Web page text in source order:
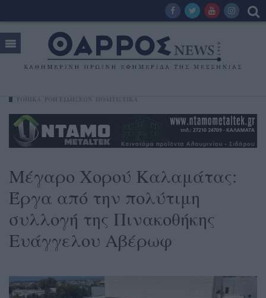
Μέγαρο Χορού Καλαμάτας:
Έργα από την πολύτιμη
συλλογή της Πινακοθήκης
Ευάγγελου Αβέρωφ